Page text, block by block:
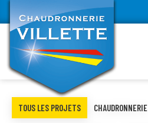
TOUS LES PROJETS CHAUDRONNERIE